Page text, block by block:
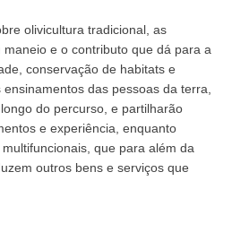
olivicultura tradicional, as
e o contributo que dá para a
conservação de habitats e
das pessoas da terra,
do percurso, e partilharão
e experiência, enquanto
que para além da
outros bens e serviços que